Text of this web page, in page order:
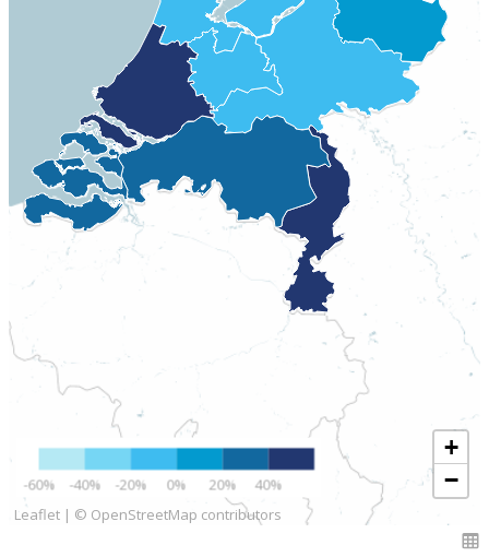
Leaflet | © OpenStreetMap contributors
+
−
-60% -40% -20% 0% 20% 40%